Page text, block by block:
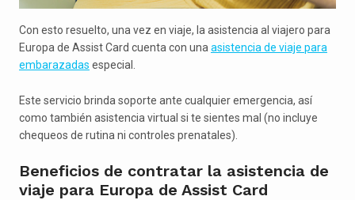
Con esto resuelto, una vez en viaje, la asistencia al viajero para
Europa de Assist Card cuenta con una asistencia de viaje para
embarazadas especial.
Este servicio brinda soporte ante cualquier emergencia, así
como también asistencia virtual si te sientes mal (no incluye
chequeos de rutina ni controles prenatales).
Beneficios de contratar la asistencia de
viaje para Europa de Assist Card